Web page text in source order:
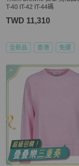
T-40 IT-42 IT-44碼
TWD 11,310
全新品 香港 免運